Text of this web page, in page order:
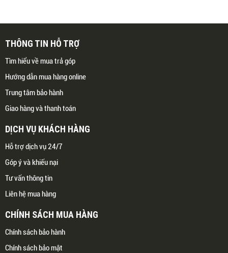
THÔNG TIN HỖ TRỢ
Tìm hiểu về mua trả góp
Hướng dẫn mua hàng online
Trung tâm bảo hành
Giao hàng và thanh toán
DỊCH VỤ KHÁCH HÀNG
Hỗ trợ dịch vụ 24/7
Góp ý và khiếu nại
Tư vấn thông tin
Liên hệ mua hàng
CHÍNH SÁCH MUA HÀNG
Chính sách bảo hành
Chính sách bảo mật